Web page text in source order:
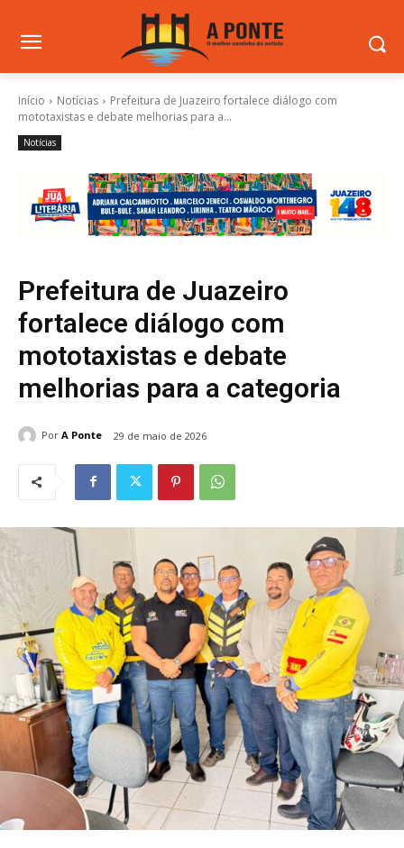
Início Notícias
Prefeitura de Juazeiro fortalece diálogo com
mototaxistas e debate melhorias para a...
Notícias
Prefeitura de Juazeiro
fortalece diálogo com
mototaxistas e debate
melhorias para a categoria
Por A Ponte 29 de maio de 2026